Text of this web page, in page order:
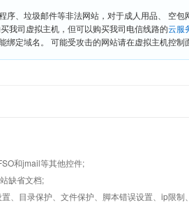
、垃圾邮件等非法网站，对于成人用品、 空
我司虚拟主机，但可以购买我司电信线路的云服
绑定域名。 可能受攻击的网站请在虚拟主机控制
和jmail等其他控件;
缺省文档;
、目录保护、文件保护、脚本错误设置、ip限